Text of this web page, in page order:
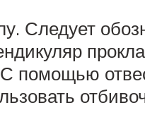
Следует
помощью